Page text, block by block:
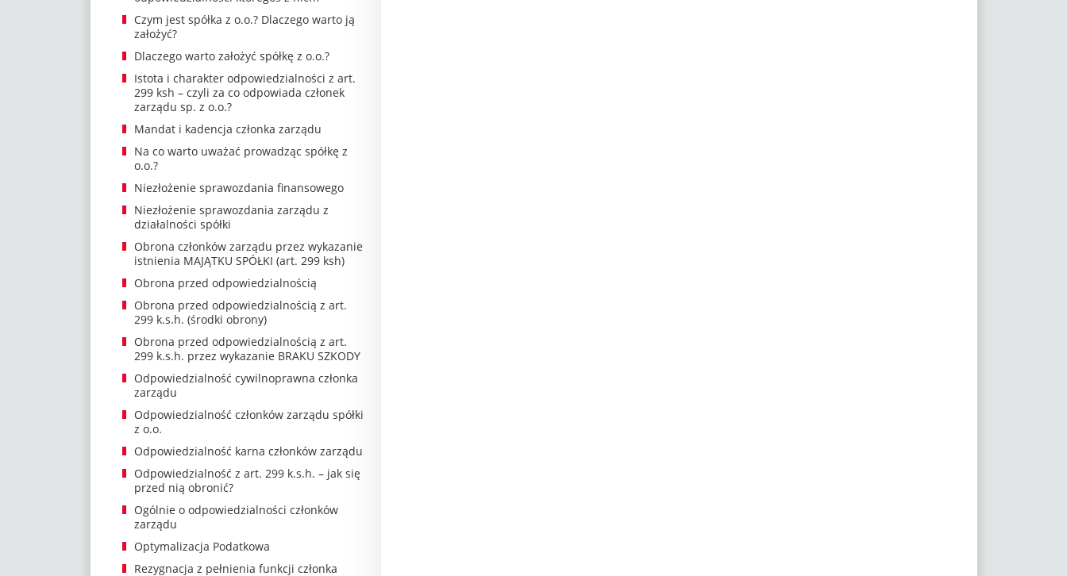
Czym jest spółka z o.o.? Dlaczego warto ją
założyć?
Dlaczego warto założyć spółkę z o.o.?
Istota i charakter odpowiedzialności z art.
299 ksh – czyli za co odpowiada członek
zarządu sp. z o.o.?
Mandat i kadencja członka zarządu
Na co warto uważać prowadząc spółkę z
o.o.?
Niezłożenie sprawozdania finansowego
Niezłożenie sprawozdania zarządu z
działalności spółki
Obrona członków zarządu przez wykazanie
istnienia MAJĄTKU SPÓŁKI (art. 299 ksh)
Obrona przed odpowiedzialnością
Obrona przed odpowiedzialnością z art.
299 k.s.h. (środki obrony)
Obrona przed odpowiedzialnością z art.
299 k.s.h. przez wykazanie BRAKU SZKODY
Odpowiedzialność cywilnoprawna członka
zarządu
Odpowiedzialność członków zarządu spółki
z o.o.
Odpowiedzialność karna członków zarządu
Odpowiedzialność z art. 299 k.s.h. – jak się
przed nią obronić?
Ogólnie o odpowiedzialności członków
zarządu
Optymalizacja Podatkowa
Rezygnacja z pełnienia funkcji członka